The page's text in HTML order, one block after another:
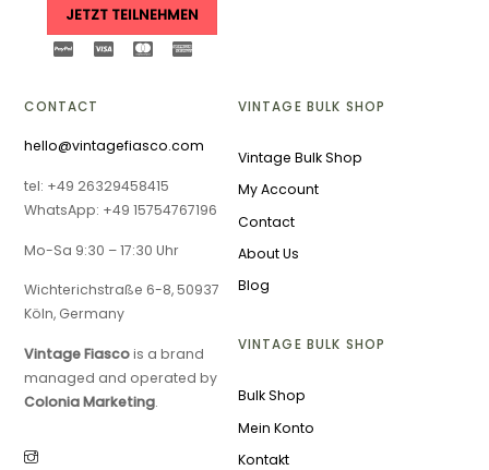
JETZT TEILNEHMEN
CONTACT
hello@vintagefiasco.com
tel: +49 26329458415
WhatsApp: +49 15754767196
Mo-Sa 9:30 – 17:30 Uhr
Wichterichstraße 6-8, 50937
Köln, Germany
Vintage Fiascois a brand
managed and operated by
Colonia Marketing.
VINTAGE BULK SHOP
Vintage Bulk Shop
My Account
Contact
About Us
Blog
VINTAGE BULK SHOP
Bulk Shop
Mein Konto
Kontakt